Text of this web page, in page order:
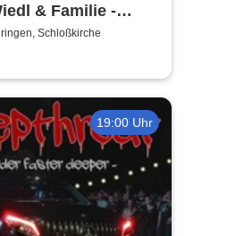
& Familie -
Schloßkirche
19:00 Uhr